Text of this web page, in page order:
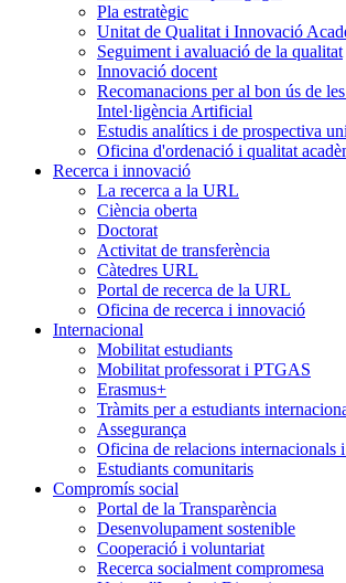
Pla estratègic
Unitat de Qualitat i Innovació
Seguiment i avaluació de la qualitat
Innovació docent
Recomanacions per al bon ús de
Intel·ligència Artificial
Estudis analítics i de prospectiva
Oficina d'ordenació i qualitat
Recerca i innovació
La recerca a la URL
Ciència oberta
Doctorat
Activitat de transferència
Càtedres URL
Portal de recerca de la URL
Oficina de recerca i innovació
Internacional
Mobilitat estudiants
Mobilitat professorat i PTGAS
Erasmus+
Tràmits per a estudiants
Assegurança
Oficina de relacions internacionals
Estudiants comunitaris
Compromís social
Portal de la Transparència
Desenvolupament sostenible
Cooperació i voluntariat
Recerca socialment compromesa